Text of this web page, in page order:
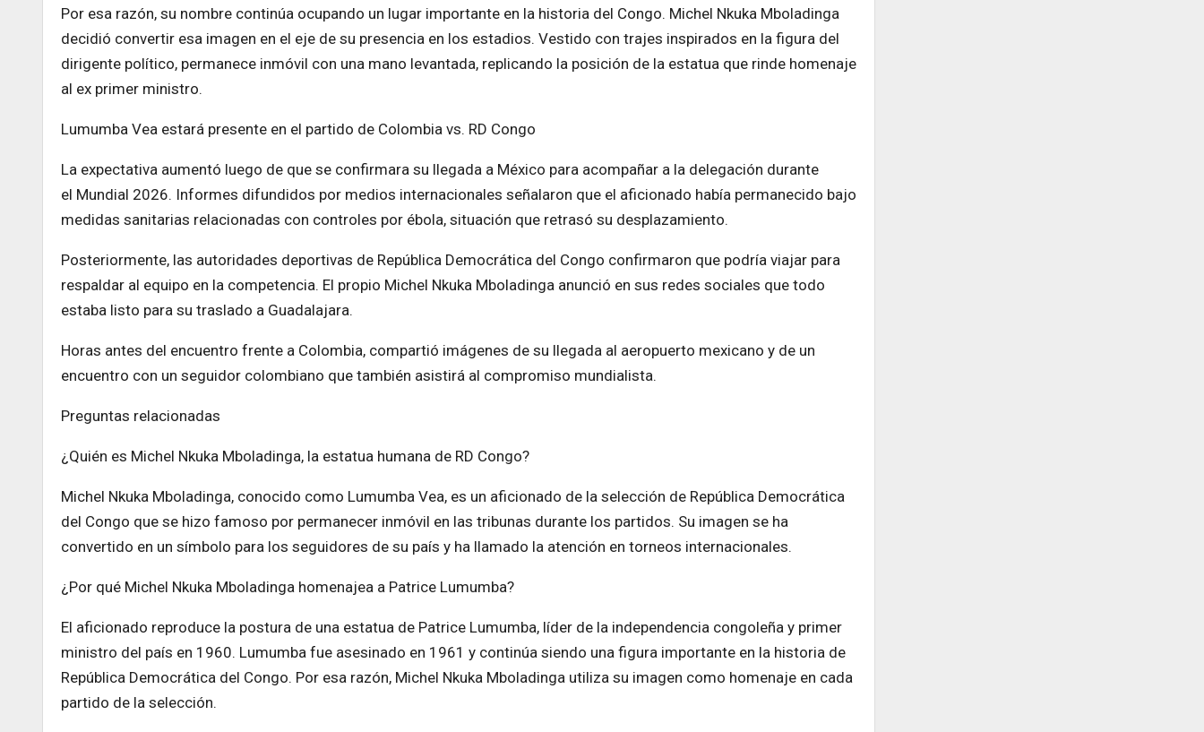
Por esa razón, su nombre continúa ocupando un lugar importante en la historia del Congo. Michel Nkuka Mboladinga
decidió convertir esa imagen en el eje de su presencia en los estadios. Vestido con trajes inspirados en la figura del
dirigente político, permanece inmóvil con una mano levantada, replicando la posición de la estatua que rinde homenaje
al ex primer ministro.
Lumumba Vea estará presente en el partido de Colombia vs. RD Congo
La expectativa aumentó luego de que se confirmara su llegada a México para acompañar a la delegación durante
el Mundial 2026. Informes difundidos por medios internacionales señalaron que el aficionado había permanecido bajo
medidas sanitarias relacionadas con controles por ébola, situación que retrasó su desplazamiento.
Posteriormente, las autoridades deportivas de República Democrática del Congo confirmaron que podría viajar para
respaldar al equipo en la competencia. El propio Michel Nkuka Mboladinga anunció en sus redes sociales que todo
estaba listo para su traslado a Guadalajara.
Horas antes del encuentro frente a Colombia, compartió imágenes de su llegada al aeropuerto mexicano y de un
encuentro con un seguidor colombiano que también asistirá al compromiso mundialista.
Preguntas relacionadas
¿Quién es Michel Nkuka Mboladinga, la estatua humana de RD Congo?
Michel Nkuka Mboladinga, conocido como Lumumba Vea, es un aficionado de la selección de República Democrática
del Congo que se hizo famoso por permanecer inmóvil en las tribunas durante los partidos. Su imagen se ha
convertido en un símbolo para los seguidores de su país y ha llamado la atención en torneos internacionales.
¿Por qué Michel Nkuka Mboladinga homenajea a Patrice Lumumba?
El aficionado reproduce la postura de una estatua de Patrice Lumumba, líder de la independencia congoleña y primer
ministro del país en 1960. Lumumba fue asesinado en 1961 y continúa siendo una figura importante en la historia de
República Democrática del Congo. Por esa razón, Michel Nkuka Mboladinga utiliza su imagen como homenaje en cada
partido de la selección.